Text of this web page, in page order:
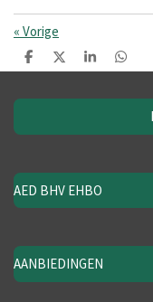
« Vorige
D
e
e
D
e
l
S
h
r
D
e
e
AED BHV EHBO
AANBIEDINGEN